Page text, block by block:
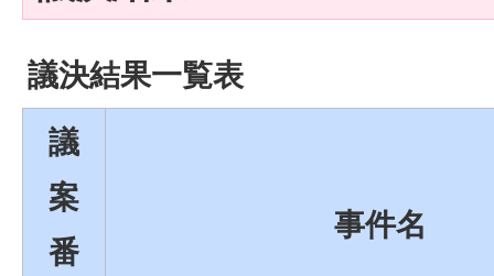
議決結果一覧表
議
案
番
事件名